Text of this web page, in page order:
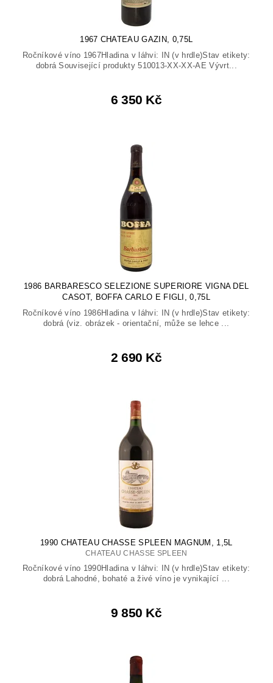
1967 CHATEAU GAZIN, 0,75L
Ročníkové víno 1967Hladina v láhvi: IN (v hrdle)Stav etikety:
dobrá Související produkty 510013-XX-XX-AE Vývrt...
6 350 Kč
1986 BARBARESCO SELEZIONE SUPERIORE VIGNA DEL
CASOT, BOFFA CARLO E FIGLI, 0,75L
Ročníkové víno 1986Hladina v láhvi: IN (v hrdle)Stav etikety:
dobrá (viz. obrázek - orientační, může se lehce ...
2 690 Kč
1990 CHATEAU CHASSE SPLEEN MAGNUM, 1,5L
CHATEAU CHASSE SPLEEN
Ročníkové víno 1990Hladina v láhvi: IN (v hrdle)Stav etikety:
dobrá Lahodné, bohaté a živé víno je vynikající ...
9 850 Kč